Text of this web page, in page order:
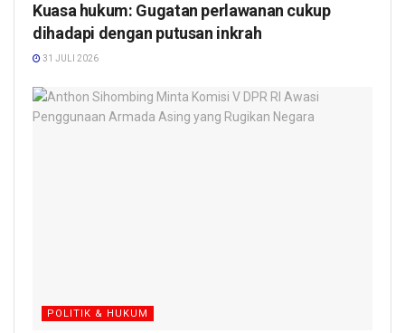
Kuasa hukum: Gugatan perlawanan cukup
dihadapi dengan putusan inkrah
31 JULI 2026
POLITIK & HUKUM